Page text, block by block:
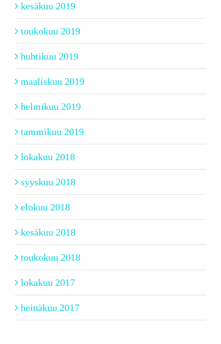
kesäkuu 2019
toukokuu 2019
huhtikuu 2019
maaliskuu 2019
helmikuu 2019
tammikuu 2019
lokakuu 2018
syyskuu 2018
elokuu 2018
kesäkuu 2018
toukokuu 2018
lokakuu 2017
heinäkuu 2017